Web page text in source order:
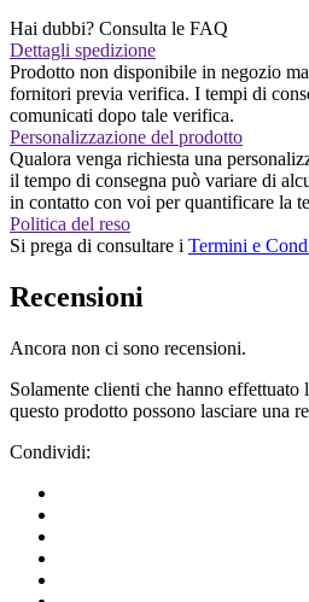
Hai dubbi? Consulta le FAQ
Dettagli spedizione
Prodotto non disponibile in negozio
fornitori previa verifica. I tempi di
comunicati dopo tale verifica.
Personalizzazione del prodotto
Qualora venga richiesta una
il tempo di consegna può variare di
in contatto con voi per quantificare la
Politica del reso
Si prega di consultare i Termini e
Recensioni
Ancora non ci sono recensioni.
Solamente clienti che hanno effettuato
questo prodotto possono lasciare una
Condividi: